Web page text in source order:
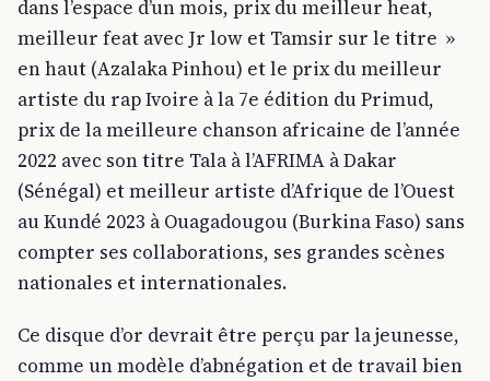
dans l’espace d’un mois, prix du meilleur heat,
meilleur feat avec Jr low et Tamsir sur le titre »
en haut (Azalaka Pinhou) et le prix du meilleur
artiste du rap Ivoire à la 7e édition du Primud,
prix de la meilleure chanson africaine de l’année
2022 avec son titre Tala à l’AFRIMA à Dakar
(Sénégal) et meilleur artiste d’Afrique de l’Ouest
au Kundé 2023 à Ouagadougou (Burkina Faso) sans
compter ses collaborations, ses grandes scènes
nationales et internationales.
Ce disque d’or devrait être perçu par la jeunesse,
comme un modèle d’abnégation et de travail bien